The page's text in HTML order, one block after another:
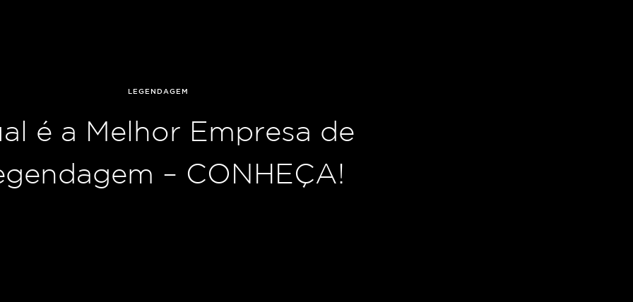
LEGENDAGEM
é a Melhor Empresa de
– CONHEÇA!